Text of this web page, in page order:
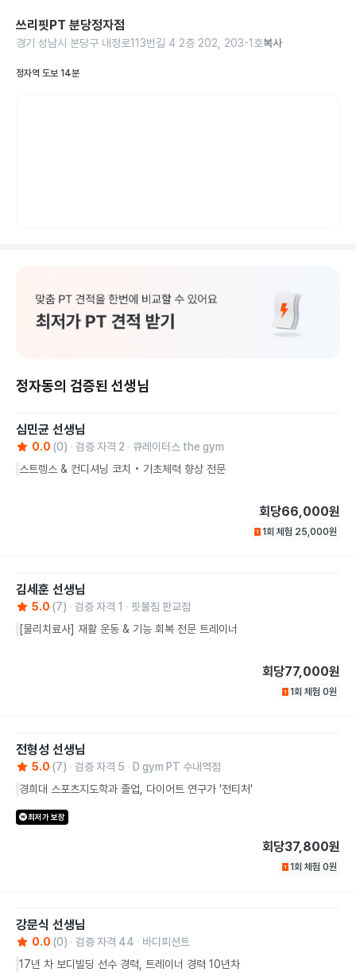
쓰리핏PT 분당정자점
경기 성남시 분당구 내정로113번길 4 2층 202, 203-1호복사
정자역 도보 14분
정자동의 검증된 선생님
심민균 선생님
0.0 (0) 검증 자격 2
큐레이터스 the gym
스트렝스 & 컨디셔닝 코치 • 기초체력 향상 전문
회당66,000원
1회 체험 25,000원
김세훈 선생님
5.0 (7) 검증 자격 1
핏불짐 판교점
[물리치료사] 재활 운동 & 기능 회복 전문 트레이너
회당77,000원
1회 체험 0원
전형성 선생님
5.0 (7) 검증 자격 5
D gym PT 수내역점
경희대 스포츠지도학과 졸업, 다이어트 연구가 '전티처'
최저가 보장
회당37,800원
1회 체험 0원
강문식 선생님
0.0 (0) 검증 자격 44
바디피션트
17년 차 보디빌딩 선수 경력, 트레이너 경력 10년차